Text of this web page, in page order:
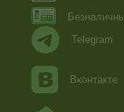
Telegram
Вконтакте